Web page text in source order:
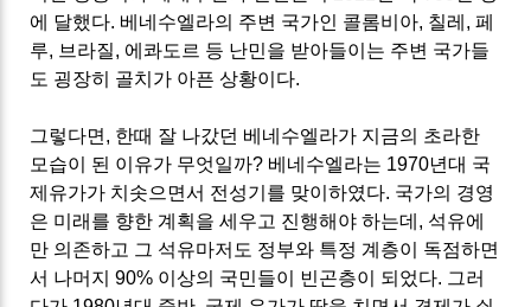
에 달했다. 베네수엘라의 주변 국가인 콜롬비아, 칠레, 페
루, 브라질, 에콰도르 등 난민을 받아들이는 주변 국가들
도 굉장히 골치가 아픈 상황이다.
그렇다면, 한때 잘 나갔던 베네수엘라가 지금의 초라한
모습이 된 이유가 무엇일까? 베네수엘라는 1970년대 국
제유가가 치솟으면서 전성기를 맞이하였다. 국가의 경영
은 미래를 향한 계획을 세우고 진행해야 하는데, 석유에
만 의존하고 그 석유마저도 정부와 특정 계층이 독점하면
서 나머지 90% 이상의 국민들이 빈곤층이 되었다. 그러